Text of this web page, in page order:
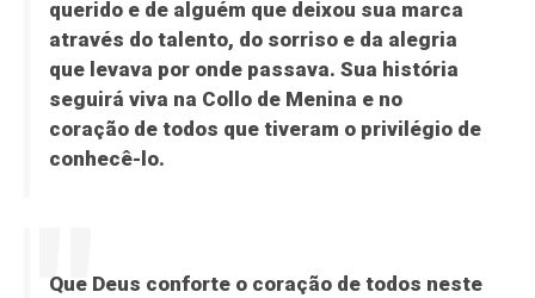
querido e de alguém que deixou sua marca
através do talento, do sorriso e da alegria
que levava por onde passava. Sua história
seguirá viva na Collo de Menina e no
coração de todos que tiveram o privilégio de
conhecê-lo.
Que Deus conforte o coração de todos neste